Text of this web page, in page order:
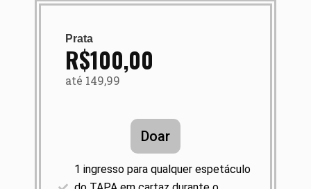
Prata
R$100,00
até 149,99
Doar
1 ingresso para qualquer espetáculo